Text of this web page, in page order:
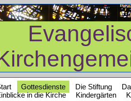
Gottesdienste Die Stiftung
in die Kirche
Kindergärten